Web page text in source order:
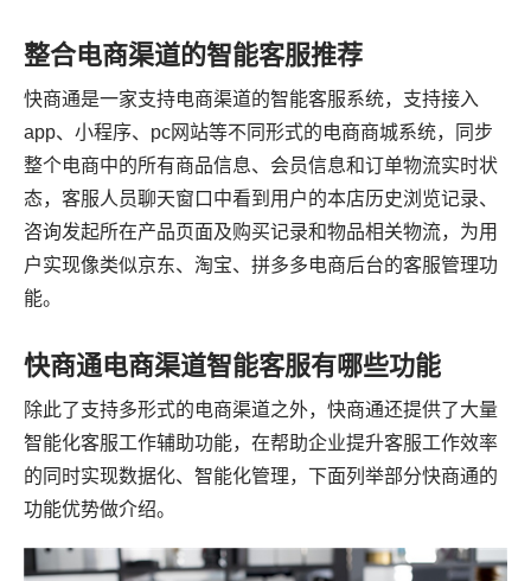
整合电商渠道的智能客服推荐
快商通是一家支持电商渠道的智能客服系统，支持接入
app、小程序、pc网站等不同形式的电商商城系统，同步
整个电商中的所有商品信息、会员信息和订单物流实时状
态，客服人员聊天窗口中看到用户的本店历史浏览记录、
咨询发起所在产品页面及购买记录和物品相关物流，为用
户实现像类似京东、淘宝、拼多多电商后台的客服管理功
能。
快商通电商渠道智能客服有哪些功能
除此了支持多形式的电商渠道之外，快商通还提供了大量
智能化客服工作辅助功能，在帮助企业提升客服工作效率
的同时实现数据化、智能化管理，下面列举部分快商通的
功能优势做介绍。